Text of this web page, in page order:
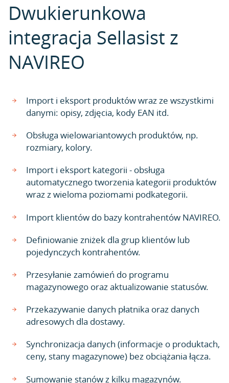
Dwukierunkowa
integracja Sellasist z
NAVIREO
Import i eksport produktów wraz ze wszystkimi
danymi: opisy, zdjęcia, kody EAN itd.
Obsługa wielowariantowych produktów, np.
rozmiary, kolory.
Import i eksport kategorii - obsługa
automatycznego tworzenia kategorii produktów
wraz z wieloma poziomami podkategorii.
Import klientów do bazy kontrahentów NAVIREO.
Definiowanie zniżek dla grup klientów lub
pojedynczych kontrahentów.
Przesyłanie zamówień do programu
magazynowego oraz aktualizowanie statusów.
Przekazywanie danych płatnika oraz danych
adresowych dla dostawy.
Synchronizacja danych (informacje o produktach,
ceny, stany magazynowe) bez obciążania łącza.
Sumowanie stanów z kilku magazynów.